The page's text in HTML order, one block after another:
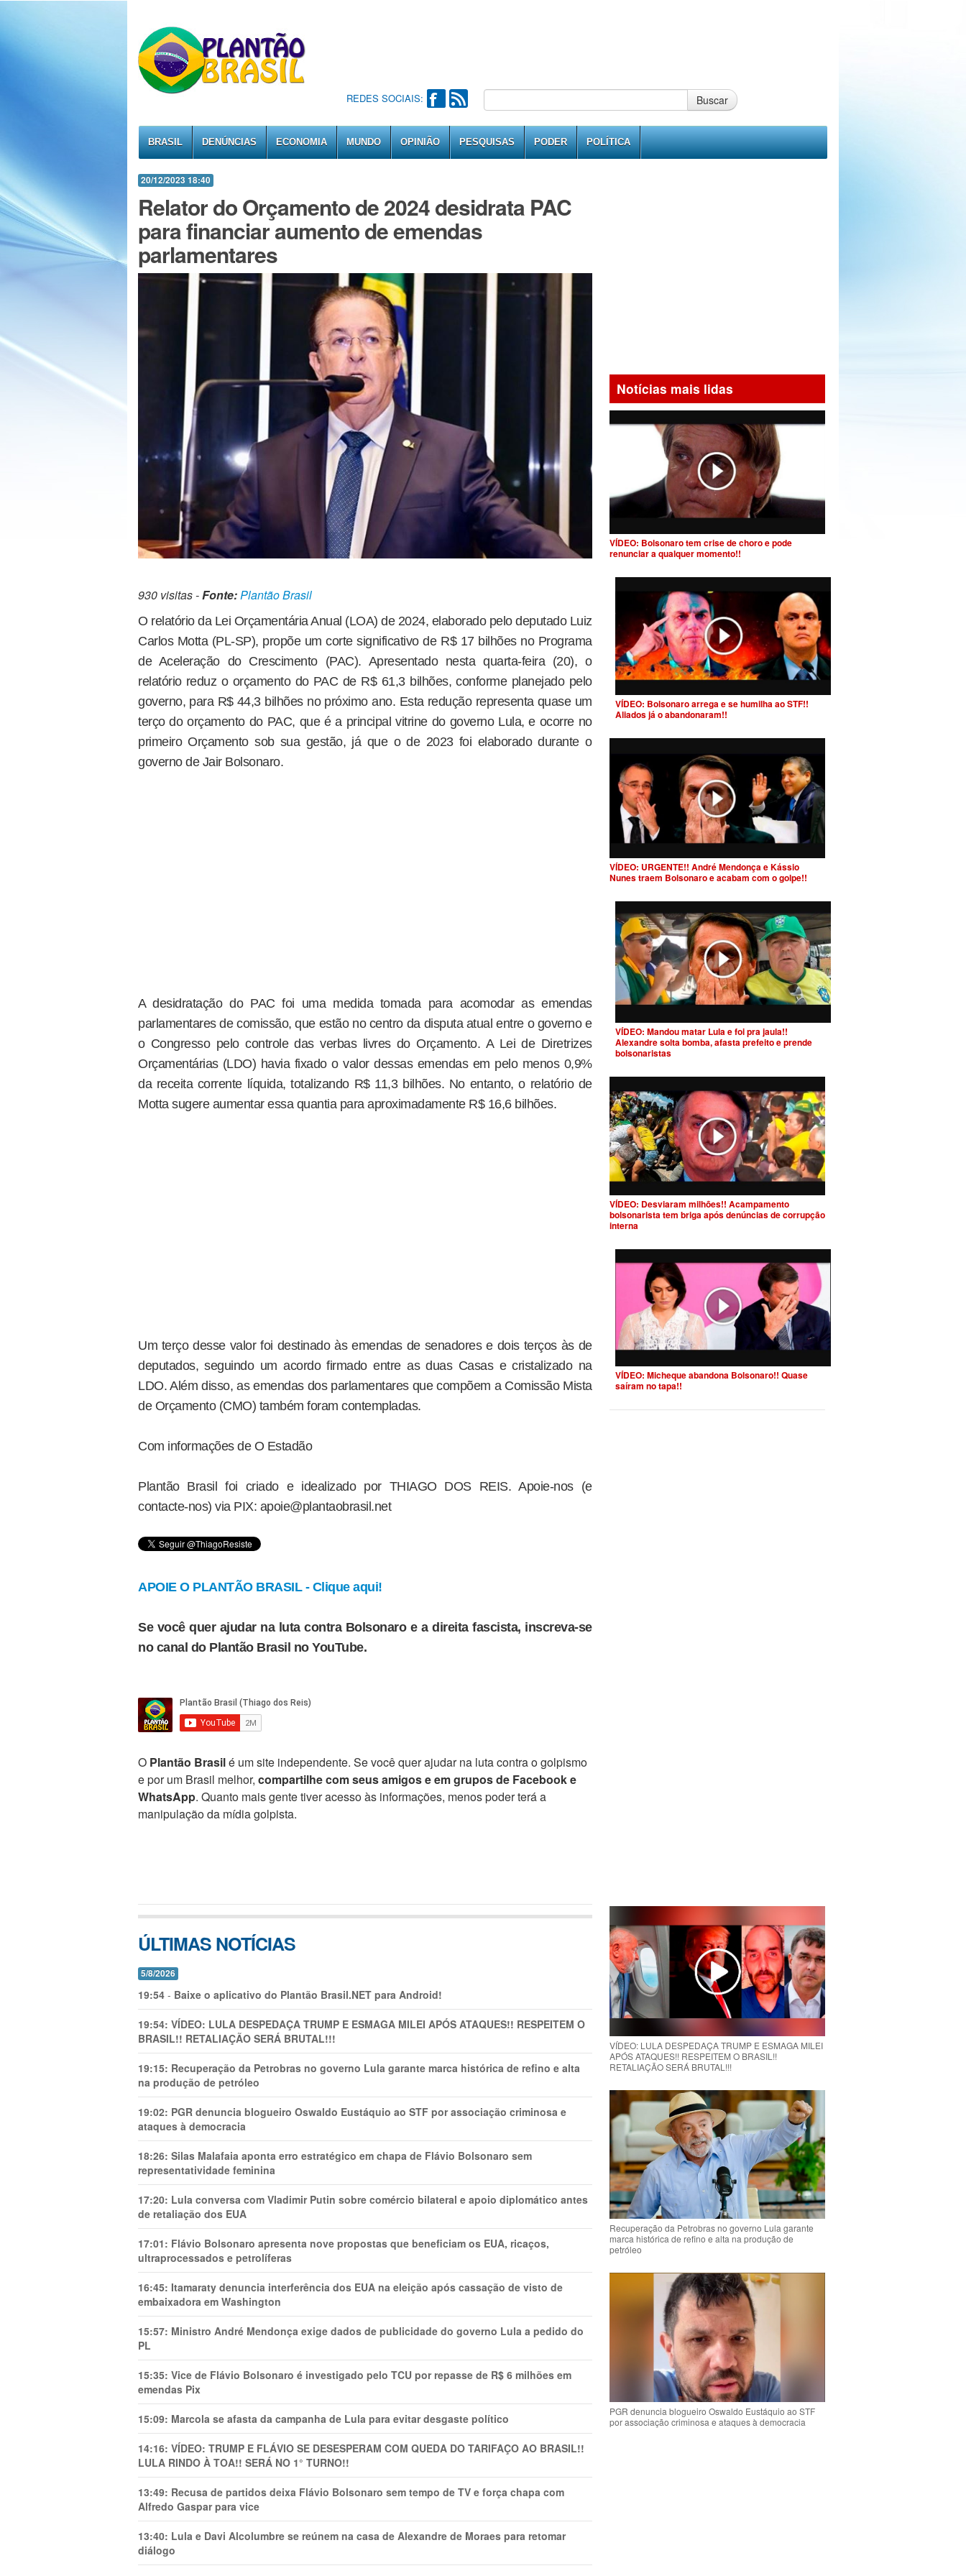
REDES SOCIAIS: Buscar
BRASIL DENÚNCIAS ECONOMIA MUNDO OPINIÃO PESQUISAS PODER POLÍTICA
20/12/2023 18:40
Relator do Orçamento de 2024 desidrata PAC
para financiar aumento de emendas
parlamentares
930 visitas -Fonte:Plantão Brasil
O relatório da Lei Orçamentária Anual (LOA) de 2024, elaborado pelo deputado Luiz
Carlos Motta (PL-SP), propõe um corte significativo de R$ 17 bilhões no Programa
de Aceleração do Crescimento (PAC). Apresentado nesta quarta-feira (20), o
relatório reduz o orçamento do PAC de R$ 61,3 bilhões, conforme planejado pelo
governo, para R$ 44,3 bilhões no próximo ano. Esta redução representa quase um
terço do orçamento do PAC, que é a principal vitrine do governo Lula, e ocorre no
primeiro Orçamento sob sua gestão, já que o de 2023 foi elaborado durante o
governo de Jair Bolsonaro.
A desidratação do PAC foi uma medida tomada para acomodar as emendas
parlamentares de comissão, que estão no centro da disputa atual entre o governo e
o Congresso pelo controle das verbas livres do Orçamento. A Lei de Diretrizes
Orçamentárias (LDO) havia fixado o valor dessas emendas em pelo menos 0,9%
da receita corrente líquida, totalizando R$ 11,3 bilhões. No entanto, o relatório de
Motta sugere aumentar essa quantia para aproximadamente R$ 16,6 bilhões.
Um terço desse valor foi destinado às emendas de senadores e dois terços às de
deputados, seguindo um acordo firmado entre as duas Casas e cristalizado na
LDO. Além disso, as emendas dos parlamentares que compõem a Comissão Mista
de Orçamento (CMO) também foram contempladas.
Com informações de O Estadão
Plantão Brasil foi criado e idealizado por THIAGO DOS REIS. Apoie-nos (e
contacte-nos) via PIX: apoie@plantaobrasil.net
APOIE O PLANTÃO BRASIL - Clique aqui!
Se você quer ajudar na luta contra Bolsonaro e a direita fascista, inscreva-se
no canal do Plantão Brasil no YouTube.
O Plantão Brasilé um site independente. Se você quer ajudar na luta contra o golpismo
e por um Brasil melhor, compartilhe com seus amigos e em grupos de Facebook e
WhatsApp. Quanto mais gente tiver acesso às informações, menos poder terá a
manipulação da mídia golpista.
ÚLTIMAS NOTÍCIAS
5/8/2026
19:54 - Baixe o aplicativo do Plantão Brasil.NET para Android!
19:54: VÍDEO: LULA DESPEDAÇA TRUMP E ESMAGA MILEI APÓS ATAQUES!! RESPEITEM O
BRASIL!! RETALIAÇÃO SERÁ BRUTAL!!!
19:15: Recuperação da Petrobras no governo Lula garante marca histórica de refino e alta
na produção de petróleo
19:02: PGR denuncia blogueiro Oswaldo Eustáquio ao STF por associação criminosa e
ataques à democracia
18:26: Silas Malafaia aponta erro estratégico em chapa de Flávio Bolsonaro sem
representatividade feminina
17:20: Lula conversa com Vladimir Putin sobre comércio bilateral e apoio diplomático antes
de retaliação dos EUA
17:01: Flávio Bolsonaro apresenta nove propostas que beneficiam os EUA, ricaços,
ultraprocessados e petrolíferas
16:45: Itamaraty denuncia interferência dos EUA na eleição após cassação de visto de
embaixadora em Washington
15:57: Ministro André Mendonça exige dados de publicidade do governo Lula a pedido do
PL
15:35: Vice de Flávio Bolsonaro é investigado pelo TCU por repasse de R$ 6 milhões em
emendas Pix
15:09: Marcola se afasta da campanha de Lula para evitar desgaste político
14:16: VÍDEO: TRUMP E FLÁVIO SE DESESPERAM COM QUEDA DO TARIFAÇO AO BRASIL!!
LULA RINDO À TOA!! SERÁ NO 1° TURNO!!
13:49: Recusa de partidos deixa Flávio Bolsonaro sem tempo de TV e força chapa com
Alfredo Gaspar para vice
13:40: Lula e Davi Alcolumbre se reúnem na casa de Alexandre de Moraes para retomar
diálogo
Notícias mais lidas
VÍDEO: Bolsonaro tem crise de choro e pode
renunciar a qualquer momento!!
VÍDEO: Bolsonaro arrega e se humilha ao STF!!
Aliados já o abandonaram!!
VÍDEO: URGENTE!! André Mendonça e Kássio
Nunes traem Bolsonaro e acabam com o golpe!!
VÍDEO: Mandou matar Lula e foi pra jaula!!
Alexandre solta bomba, afasta prefeito e prende
bolsonaristas
VÍDEO: Desviaram milhões!! Acampamento
bolsonarista tem briga após denúncias de corrupção
interna
VÍDEO: Micheque abandona Bolsonaro!! Quase
saíram no tapa!!
VÍDEO: LULA DESPEDAÇA TRUMP E ESMAGA MILEI
APÓS ATAQUES!! RESPEITEM O BRASIL!!
RETALIAÇÃO SERÁ BRUTAL!!!
Recuperação da Petrobras no governo Lula garante
marca histórica de refino e alta na produção de
petróleo
PGR denuncia blogueiro Oswaldo Eustáquio ao STF
por associação criminosa e ataques à democracia